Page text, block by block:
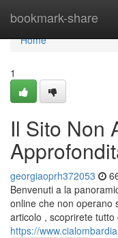
bookmark-share
Home
Home
1
Il Sito Non
georgiaoprh372053
Benvenuti a la
online che non operano
articolo , scoprirete
https://